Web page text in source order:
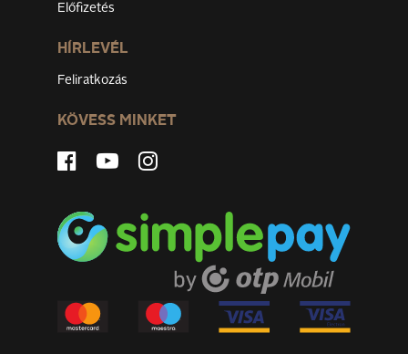
Előfizetés
HÍRLEVÉL
Feliratkozás
KÖVESS MINKET